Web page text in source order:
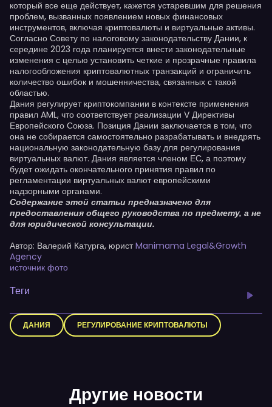
который все еще действует, кажется устаревшим для решения
проблем, вызванных появлением новых финансовых
инструментов, включая криптовалюты и виртуальные активы.
Согласно Совету по налоговому законодательству Дании, к
середине 2023 года планируется внести законодательные
изменения с целью установить четкие и прозрачные правила
налогообложения криптовалютных транзакций и ограничить
количество ошибок и мошенничества, связанных с такой
областью.
Дания регулирует криптокомпании в контексте применения
правил AML, что соответствует реализации V Директивы
Европейского Союза. Позиция Дании заключается в том, что
она не собирается самостоятельно разрабатывать и внедрять
национальную законодательную базу для регулирования
виртуальных валют. Дания является членом ЕС, а поэтому
будет ожидать окончательного принятия правил по
регламентации виртуальных валют европейскими
надзорными органами.
Содержание этой статьи предназначено для
предоставления общего руководства по предмету, а не
для юридической консультации.
Автор: Валерий Катурга, юристManimama Legal&Growth
Agency
источник фото
Теги
ДАНИЯ РЕГУЛИРОВАНИЕ КРИПТОВАЛЮТЫ
Другие новости